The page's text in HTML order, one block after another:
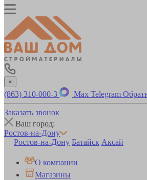
×
(863) 310-000-3 Max Telegram
Заказать звонок
Ваш город:
Ростов-на-Дону
Ростов-на-Дону Батайск Аксай
О компании
Магазины